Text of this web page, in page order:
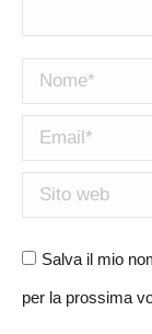
Nome *
Email *
Sito web
Salva il mio
per la prossima